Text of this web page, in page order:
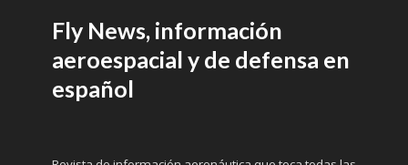
Fly News, información
aeroespacial y de defensa en
español